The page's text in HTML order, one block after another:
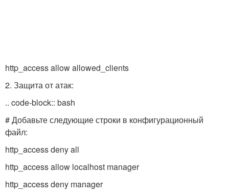
http_access allow allowed_clients
2. Защита от атак:
.. code-block:: bash
# Добавьте следующие строки в конфигурационный
файл:
http_access deny all
http_access allow localhost manager
http_access deny manager